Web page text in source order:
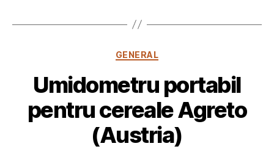
Categorii
GENERAL
Umidometru portabil
pentru cereale Agreto
(Austria)